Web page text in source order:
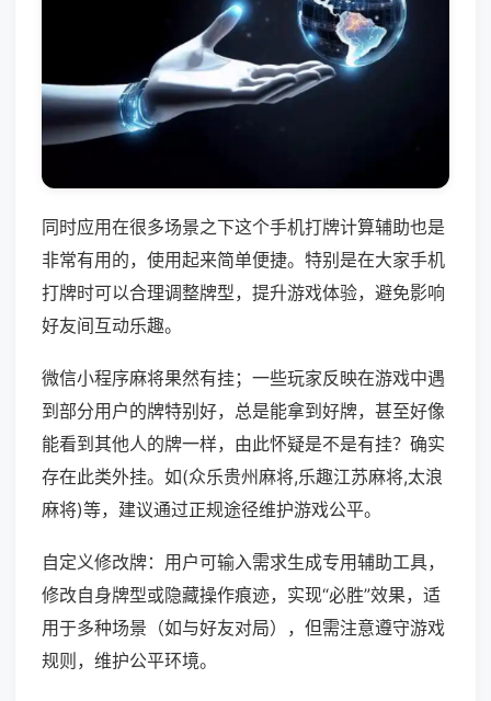
同时应用在很多场景之下这个手机打牌计算辅助也是
非常有用的，使用起来简单便捷。特别是在大家手机
打牌时可以合理调整牌型，提升游戏体验，避免影响
好友间互动乐趣。
微信小程序麻将果然有挂；一些玩家反映在游戏中遇
到部分用户的牌特别好，总是能拿到好牌，甚至好像
能看到其他人的牌一样，由此怀疑是不是有挂？确实
存在此类外挂。如(众乐贵州麻将,乐趣江苏麻将,太浪
麻将)等，建议通过正规途径维护游戏公平。
自定义修改牌：用户可输入需求生成专用辅助工具，
修改自身牌型或隐藏操作痕迹，实现“必胜”效果，适
用于多种场景（如与好友对局），但需注意遵守游戏
规则，维护公平环境。